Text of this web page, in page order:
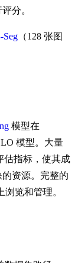
分。
Seg （128 张图
模型在
模型。大量
估指标，使其成
资源。完整的
浏览和管理。